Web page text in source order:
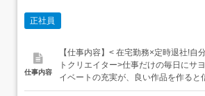
正社員
仕事内容
【仕事内容】< 在宅勤務×定時退社!自
トクリエイター>仕事だけの毎日にサ
イベートの充実が、良い作品を作ると
休日は125日とたっぷりあり、ワーク